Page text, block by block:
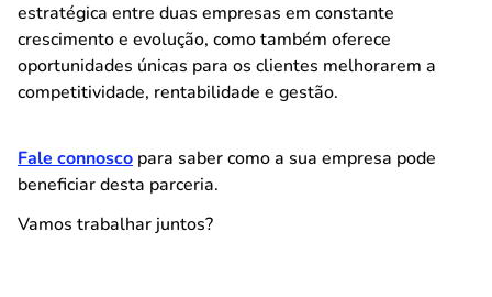
estratégica entre duas empresas em constante
crescimento e evolução, como também oferece
oportunidades únicas para os clientes melhorarem a
competitividade, rentabilidade e gestão.
Fale connosco para saber como a sua empresa pode
beneficiar desta parceria.
Vamos trabalhar juntos?